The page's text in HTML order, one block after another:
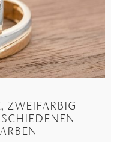
ZWEIFARBIG